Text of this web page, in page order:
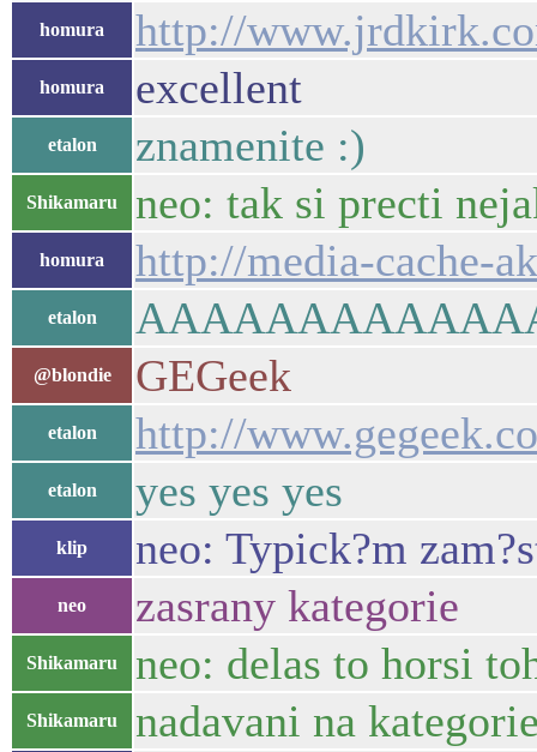
homura http://
homura excellent
etalon znamenite :)
Shikamaru neo: tak si precti
homura http://media-cache-
etalon
@blondie GEGeek
etalon http://
etalon yes yes yes
klip neo: Typick?m
neo zasrany kategorie
Shikamaru neo: delas to horsi
Shikamaru nadavani na